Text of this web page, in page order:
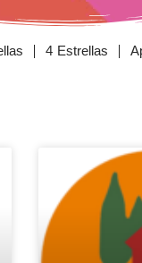
4 Estrellas